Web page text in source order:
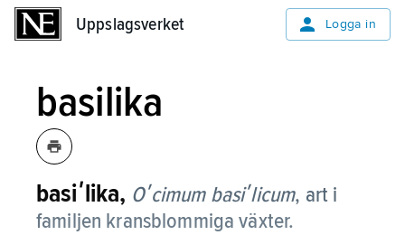
Uppslagsverket Logga in
basilika
basiʹlika, Oʹcimum basiʹlicum, art i
familjen kransblommiga växter.